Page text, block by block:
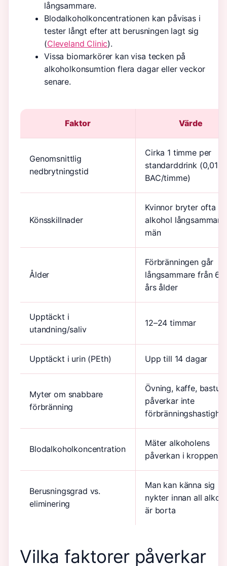
långsammare.
Blodalkoholkoncentrationen kan påvisas i
tester långt efter att berusningen lagt sig
(Cleveland Clinic).
Vissa biomarkörer kan visa tecken på
alkoholkonsumtion flera dagar eller veckor
senare.
Faktor Värde
Genomsnittlig
nedbrytningstid
Cirka 1 timme per
standarddrink (0,015
BAC/timme)
Könsskillnader
Kvinnor bryter ofta
alkohol långsammare
män
Ålder
Förbränningen går
långsammare från 60
års ålder
Upptäckt i
utandning/saliv
12–24 timmar
Upptäckt i urin (PEth) Upp till 14 dagar
Myter om snabbare
förbränning
Övning, kaffe, bastu
påverkar inte
Blodalkoholkoncentration
Mäter alkoholens
påverkan i kroppen
Berusningsgrad vs.
eliminering
Man kan känna sig
nykter innan all
är borta
Vilka faktorer påverkar